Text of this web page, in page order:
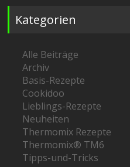
Kategorien
Alle Beiträge
Archiv
Basis-Rezepte
Cookidoo
Lieblings-Rezepte
Neuheiten
Thermomix Rezepte
Thermomix® TM6
Tipps-und-Tricks